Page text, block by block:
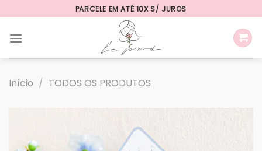
to
content
PARCELE EM ATÉ 10X S/ JUROS
Início / TODOS OS PRODUTOS